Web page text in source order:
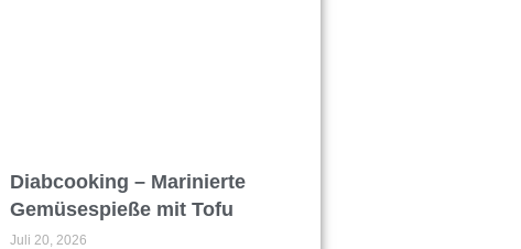
Diabcooking – Marinierte
Gemüsespieße mit Tofu
Juli 20, 2026